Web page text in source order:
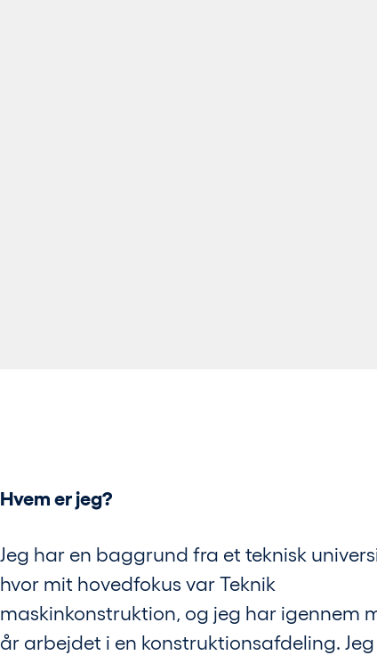
Hvem er jeg?
Jeg har en baggrund fra et teknisk
hvor mit hovedfokus var Teknik
maskinkonstruktion, og jeg har igennem
år arbejdet i en konstruktionsafdeling. Jeg